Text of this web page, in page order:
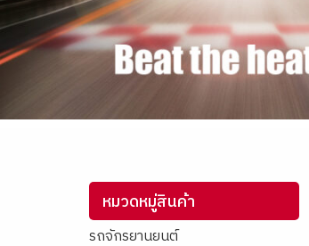
หมวดหมู่สินค้า
รถจักรยานยนต์